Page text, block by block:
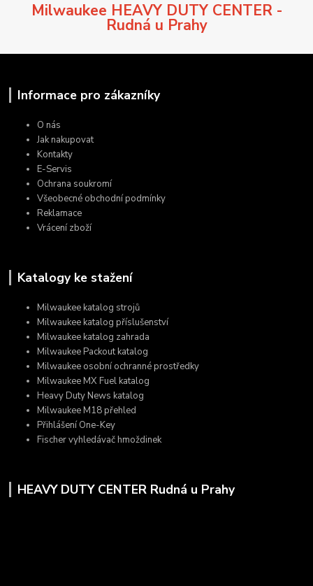
Milwaukee HEAVY DUTY CENTER -
Rudná u Prahy
Informace pro zákazníky
O nás
Jak nakupovat
Kontakty
E-Servis
Ochrana soukromí
Všeobecné obchodní podmínky
Reklamace
Vrácení zboží
Katalogy ke stažení
Milwaukee katalog strojů
Milwaukee katalog příslušenství
Milwaukee katalog zahrada
Milwaukee Packout katalog
Milwaukee osobní ochranné prostředky
Milwaukee MX Fuel katalog
Heavy Duty News katalog
Milwaukee M18 přehled
Přihlášení One-Key
Fischer vyhledávač hmoždinek
HEAVY DUTY CENTER Rudná u Prahy